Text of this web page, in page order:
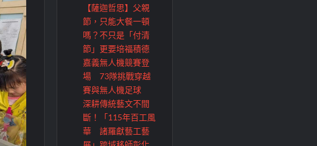
【薩迦哲思】父親
節，只能大餐一頓
嗎？不只是「付清
節」更要培福積德
嘉義無人機競賽登
場 73隊挑戰穿越
賽與無人機足球
深耕傳統藝文不間
斷！「115年百工風
華 諸羅獻藝工藝